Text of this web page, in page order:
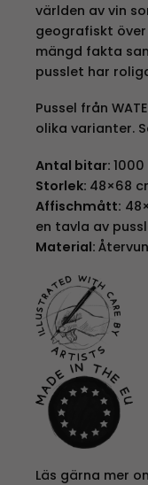
världen av vin
geografiskt
mängd fakta
pusslet har
Pussel från
olika varianter.
Antal bitar:
Storlek: 48×68
Affischmått:
en tavla av
Material:
Läs gärna mer